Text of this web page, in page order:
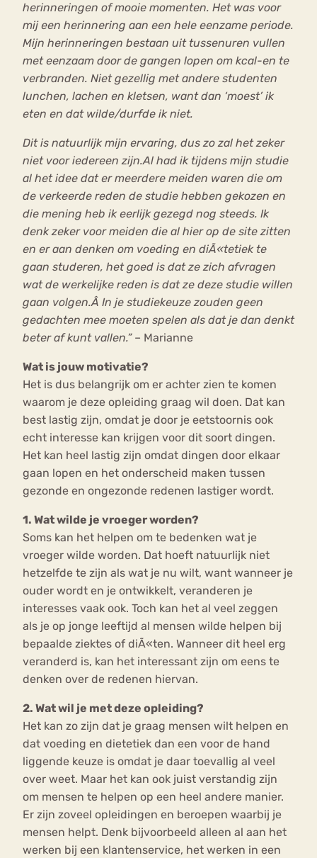
herinneringen of mooie momenten. Het was voor
mij een herinnering aan een hele eenzame periode.
Mijn herinneringen bestaan uit tussenuren vullen
met eenzaam door de gangen lopen om kcal-en te
verbranden. Niet gezellig met andere studenten
lunchen, lachen en kletsen, want dan ‘moest’ ik
eten en dat wilde/durfde ik niet.
Dit is natuurlijk mijn ervaring, dus zo zal het zeker
niet voor iedereen zijn.Al had ik tijdens mijn studie
al het idee dat er meerdere meiden waren die om
de verkeerde reden de studie hebben gekozen en
die mening heb ik eerlijk gezegd nog steeds. Ik
denk zeker voor meiden die al hier op de site zitten
en er aan denken om voeding en diÃ«tetiek te
gaan studeren, het goed is dat ze zich afvragen
wat de werkelijke reden is dat ze deze studie willen
gaan volgen.Â In je studiekeuze zouden geen
gedachten mee moeten spelen als dat je dan denkt
beter af kunt vallen.”– Marianne
Wat is jouw motivatie?
Het is dus belangrijk om er achter zien te komen
waarom je deze opleiding graag wil doen. Dat kan
best lastig zijn, omdat je door je eetstoornis ook
echt interesse kan krijgen voor dit soort dingen.
Het kan heel lastig zijn omdat dingen door elkaar
gaan lopen en het onderscheid maken tussen
gezonde en ongezonde redenen lastiger wordt.
1. Wat wilde je vroeger worden?
Soms kan het helpen om te bedenken wat je
vroeger wilde worden. Dat hoeft natuurlijk niet
hetzelfde te zijn als wat je nu wilt, want wanneer je
ouder wordt en je ontwikkelt, veranderen je
interesses vaak ook. Toch kan het al veel zeggen
als je op jonge leeftijd al mensen wilde helpen bij
bepaalde ziektes of diÃ«ten. Wanneer dit heel erg
veranderd is, kan het interessant zijn om eens te
denken over de redenen hiervan.
2. Wat wil je met deze opleiding?
Het kan zo zijn dat je graag mensen wilt helpen en
dat voeding en dietetiek dan een voor de hand
liggende keuze is omdat je daar toevallig al veel
over weet. Maar het kan ook juist verstandig zijn
om mensen te helpen op een heel andere manier.
Er zijn zoveel opleidingen en beroepen waarbij je
mensen helpt. Denk bijvoorbeeld alleen al aan het
werken bij een klantenservice, het werken in een